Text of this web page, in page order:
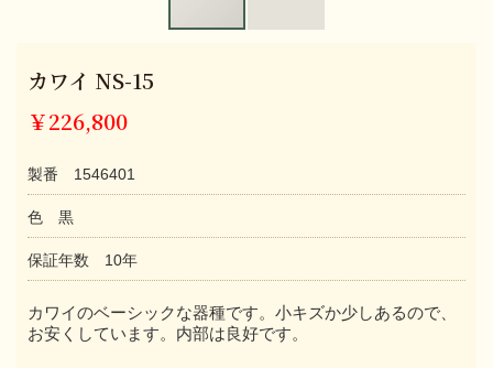
カワイ NS-15
￥226,800
製番 1546401
色 黒
保証年数 10年
カワイのベーシックな器種です。小キズか少しあるので、
お安くしています。内部は良好です。